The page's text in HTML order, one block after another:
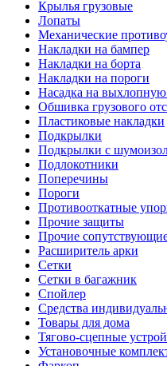
Крылья грузовые
Лопаты
Механические
Накладки на бампер
Накладки на борта
Накладки на пороги
Насадка на выхлопную
Обшивка грузового
Пластиковые накладки
Подкрылки
Подкрылки с
Подлокотники
Поперечины
Пороги
Противооткатные
Прочие защиты
Прочие
Расширитель арки
Сетки
Сетки в багажник
Спойлер
Средства
Товары для дома
Тягово-сцепные
Установочные